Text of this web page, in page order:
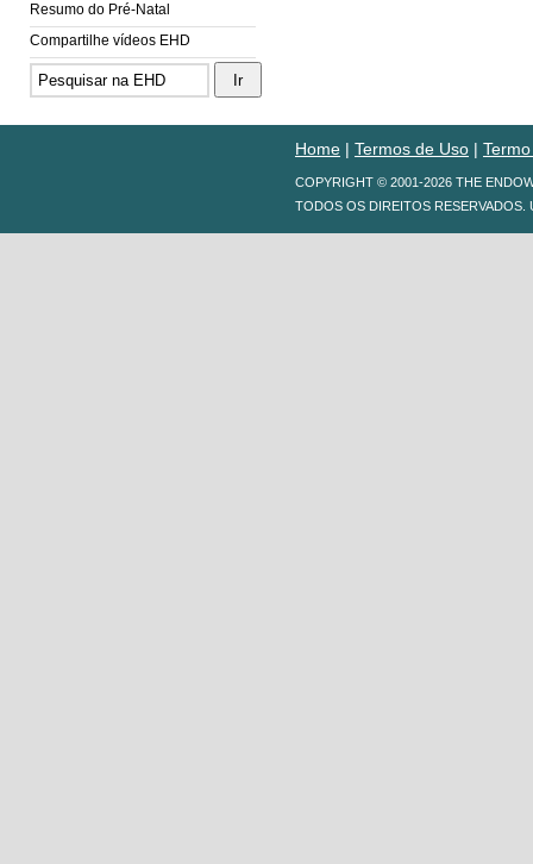
Resumo do Pré-Natal
Compartilhe vídeos EHD
Home | Termos de Uso |
COPYRIGHT © 2001-2026 THE
TODOS OS DIREITOS